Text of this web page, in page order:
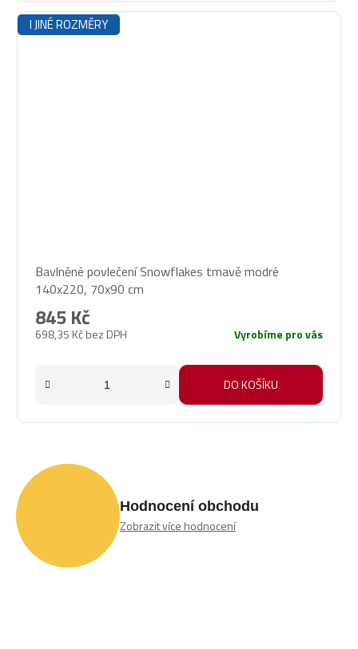
I JINÉ ROZMĚRY
Bavlněné povlečení Snowflakes tmavě modré
140x220, 70x90 cm
698,35 Kč bez DPH
845 Kč
Vyrobíme pro vás
DO KOŠÍKU
Hodnocení obchodu
Zobrazit více hodnocení